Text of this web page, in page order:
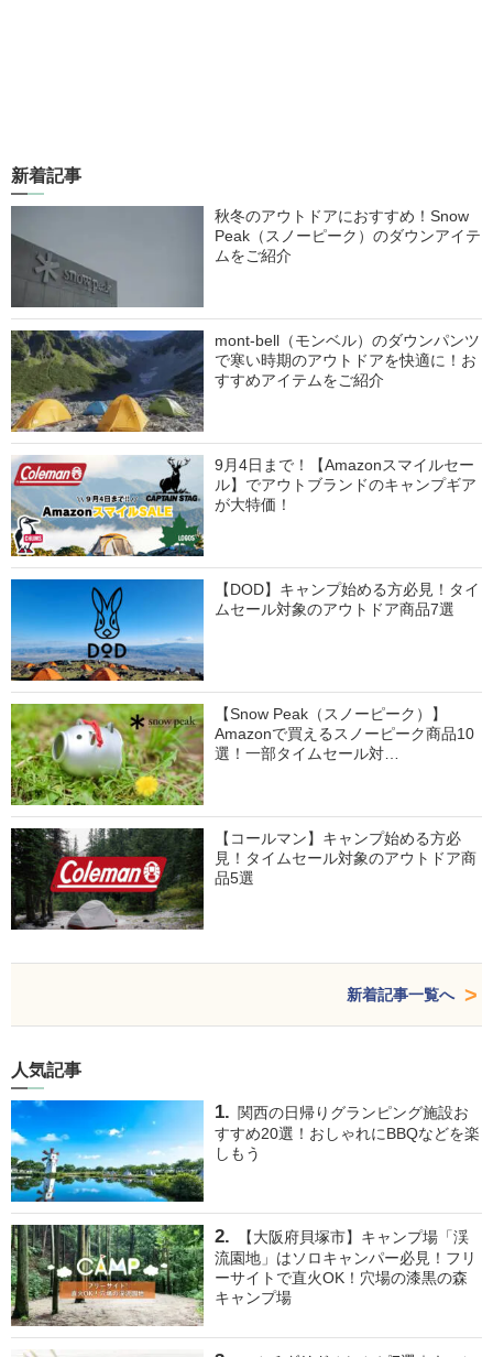
新着記事
秋冬のアウトドアにおすすめ！Snow
Peak（スノーピーク）のダウンアイテ
ムをご紹介
mont-bell（モンベル）のダウンパンツ
で寒い時期のアウトドアを快適に！お
すすめアイテムをご紹介
9月4日まで！【Amazonスマイルセー
ル】でアウトブランドのキャンプギア
が大特価！
【DOD】キャンプ始める方必見！タイ
ムセール対象のアウトドア商品7選
【Snow Peak（スノーピーク）】
Amazonで買えるスノーピーク商品10
選！一部タイムセール対…
【コールマン】キャンプ始める方必
見！タイムセール対象のアウトドア商
品5選
新着記事一覧へ
人気記事
関西の日帰りグランピング施設お
すすめ20選！おしゃれにBBQなどを楽
しもう
【大阪府貝塚市】キャンプ場「渓
流園地」はソロキャンパー必見！フリ
ーサイトで直火OK！穴場の漆黒の森
キャンプ場